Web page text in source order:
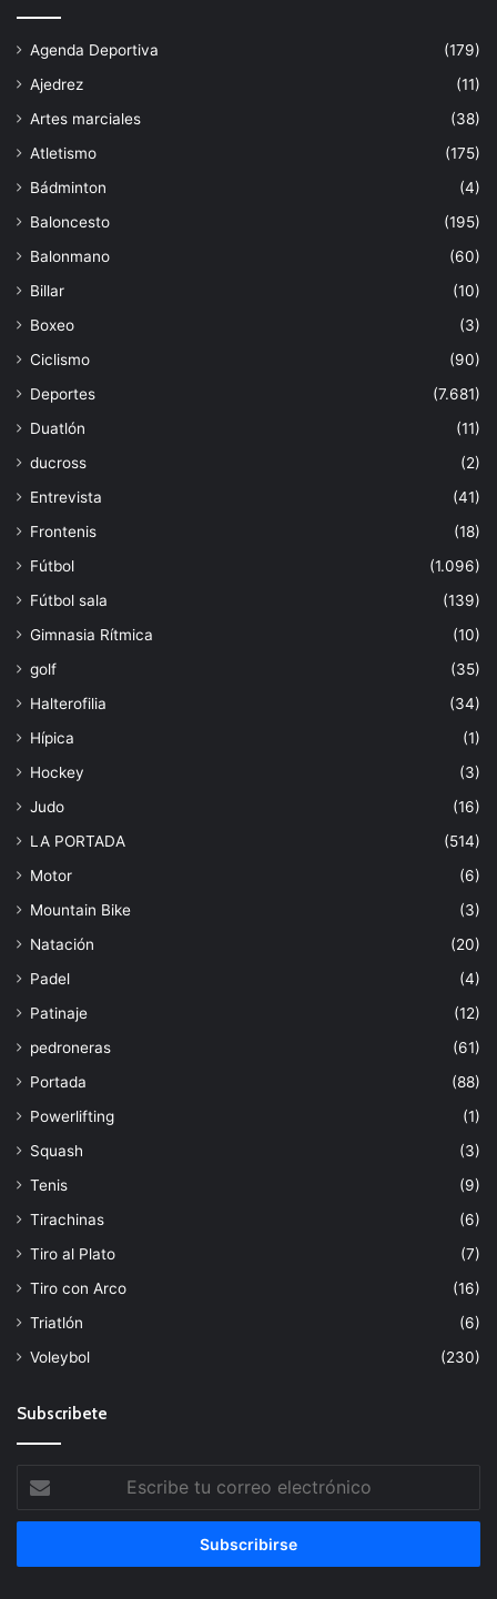
Agenda Deportiva
(179)
Ajedrez
(11)
Artes marciales
(38)
Atletismo
(175)
Bádminton
(4)
Baloncesto
(195)
Balonmano
(60)
Billar
(10)
Boxeo
(3)
Ciclismo
(90)
Deportes
(7.681)
Duatlón
(11)
ducross
(2)
Entrevista
(41)
Frontenis
(18)
Fútbol
(1.096)
Fútbol sala
(139)
Gimnasia Rítmica
(10)
golf
(35)
Halterofilia
(34)
Hípica
(1)
Hockey
(3)
Judo
(16)
LA PORTADA
(514)
Motor
(6)
Mountain Bike
(3)
Natación
(20)
Padel
(4)
Patinaje
(12)
pedroneras
(61)
Portada
(88)
Powerlifting
(1)
Squash
(3)
Tenis
(9)
Tirachinas
(6)
Tiro al Plato
(7)
Tiro con Arco
(16)
Triatlón
(6)
Voleybol
(230)
Subscribete
tu
correo